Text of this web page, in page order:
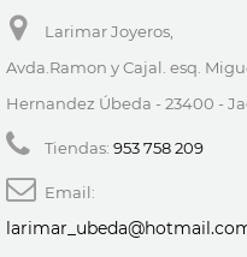
Larimar Joyeros,
Avda.Ramon y Cajal. esq.
Hernandez Úbeda - 23400 -
Tiendas: 953 758 209
Email: